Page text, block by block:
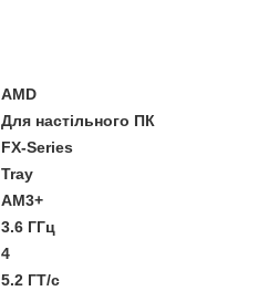
AMD
Для настільного ПК
FX-Series
Tray
AM3+
3.6 ГГц
4
5.2 ГТ/с